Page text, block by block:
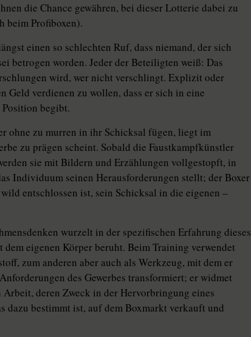
die Chance gewähren, bei dieser Lotterie dabei zu
beim Profiboxen).
einen so schlechten Ruf, dass niemand, der sich
betrogen worden. Jeder der Beteiligten weiß: Das
wird, wer nicht verschlingt. Explizit oder
Geld verdienen zu wollen, dass er sich in eine
begibt.
ohne zu murren in ihr Schicksal fügen, liegt im
zu prägen scheint. Sobald die Faustkampfkünstler
sie mit Bildern und Erzählungen vollgestopft, in
Individuum seinen Herausforderungen stellt; der Boxer
entschlossen ist, sein Schicksal in die eigenen –
wurzelt in der spezifischen Erfahrung dieses
eigenen Körper beruht. Beim Training verwendet
zum anderen aber auch als Werkzeug, mit dem er
des Gewerbes transformiert; er widmet
deren Zweck in der Hervorbringung eines
dazu bestimmt ist, auf dem Boxmarkt verkauft und